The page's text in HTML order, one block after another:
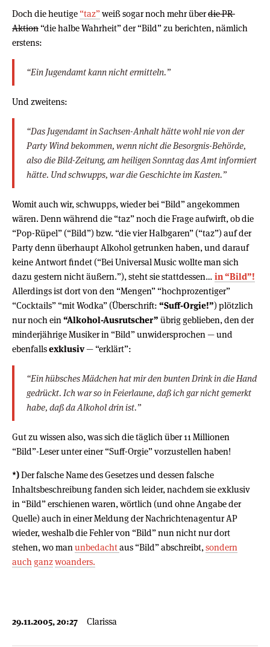
Doch die heutige “taz”weiß sogar noch mehr überdie PR-
Aktion “die halbe Wahrheit” der “Bild” zu berichten, nämlich
erstens:
“Ein Jugendamt kann nicht ermitteln.”
Und zweitens:
“Das Jugendamt in Sachsen-Anhalt hätte wohl nie von der
Party Wind bekommen, wenn nicht die Besorgnis-Behörde,
also die Bild-Zeitung, am heiligen Sonntag das Amt informiert
hätte. Und schwupps, war die Geschichte im Kasten.”
Womit auch wir, schwupps, wieder bei “Bild” angekommen
wären. Denn während die “taz” noch die Frage aufwirft, ob die
“Pop-Rüpel” (“Bild”) bzw. “die vier Halbgaren” (“taz”) auf der
Party denn überhaupt Alkohol getrunken haben, und darauf
keine Antwort findet (“Bei Universal Music wollte man sich
dazu gestern nicht äußern.”), steht sie stattdessen… in “Bild”!
Allerdings ist dort von den “Mengen” “hochprozentiger”
“Cocktails” “mit Wodka” (Überschrift: “Suff-Orgie!”) plötzlich
nur noch ein “Alkohol-Ausrutscher” übrig geblieben, den der
minderjährige Musiker in “Bild” unwidersprochen — und
ebenfallsexklusiv— “erklärt”:
“Ein hübsches Mädchen hat mir den bunten Drink in die Hand
gedrückt. Ich war so in Feierlaune, daß ich gar nicht gemerkt
habe, daß da Alkohol drin ist.”
Gut zu wissen also, was sich die täglich über 11 Millionen
“Bild”-Leser unter einer “Suff-Orgie” vorzustellen haben!
*)Der falsche Name des Gesetzes und dessen falsche
Inhaltsbeschreibung fanden sich leider, nachdem sie exklusiv
in “Bild” erschienen waren, wörtlich (und ohne Angabe der
Quelle) auch in einer Meldung der Nachrichtenagentur AP
wieder, weshalb die Fehler von “Bild” nun nicht nur dort
stehen, wo man unbedachtaus “Bild” abschreibt, sondern
auch ganzwoanders.
29.11.2005, 20:27 Clarissa